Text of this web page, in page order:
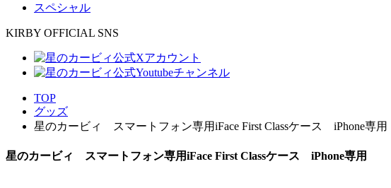
スペシャル
KIRBY OFFICIAL SNS
TOP
グッズ
星のカービィ スマートフォン専用iFace First Classケース iPhone専用
星のカービィ スマートフォン専用iFace First Classケース iPhone専用